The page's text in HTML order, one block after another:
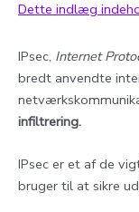
IPsec, Internet
bredt anvendte
infiltrering.
IPsec er et af de
bruger til at sikre